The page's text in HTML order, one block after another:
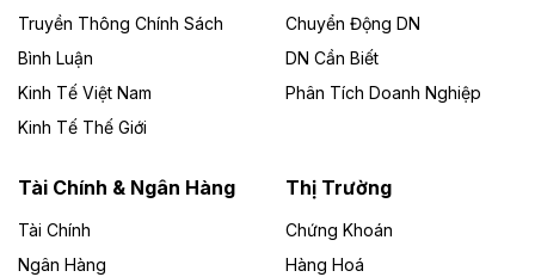
Công ty TNHH Năng lượng môi trường Bắc Giang làm
Theo vietnamfinance.vn
Đức Long Gia Lai mở rộng ‘hệ sinh thái’
Lai
Bốn doanh nghiệp có sự góp vốn của Công ty Cổ
phần Tập đoàn Đức Long Gia Lai (HoSE: DLG) được
Truyền Thông Chính Sách
Bình Luận
Kinh Tế Việt Nam
Kinh Tế Thế Giới
Chuyển Động DN
DN Cần Biết
Phân Tích Doanh Nghiệp
Tài Chính & Ngân Hàng
Tài Chính
Ngân Hàng
Thị Trường
Chứng Khoán
Hàng Hoá